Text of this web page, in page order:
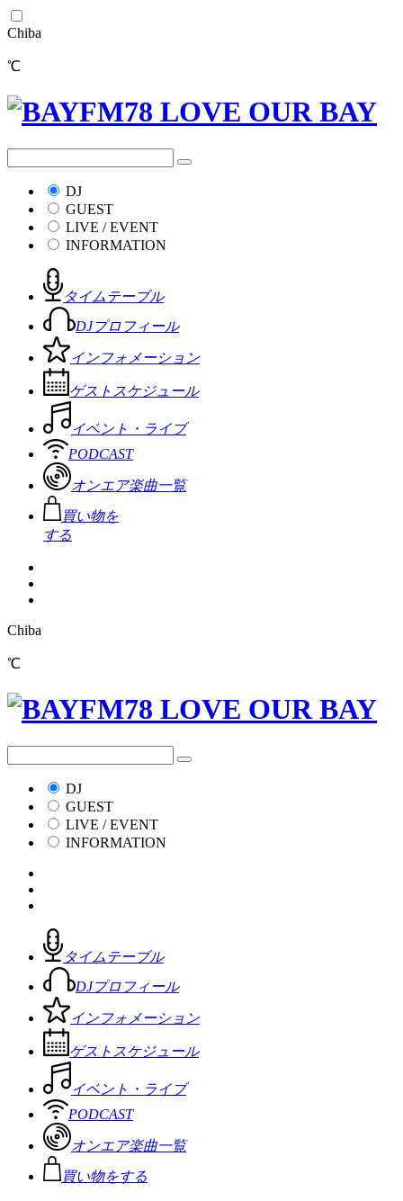
Chiba
℃
DJ
GUEST
LIVE / EVENT
INFORMATION
タイムテーブル
DJプロフィール
インフォメーション
ゲストスケジュール
イベント・ライブ
PODCAST
オンエア楽曲一覧
買い物を
する
Chiba
℃
DJ
GUEST
LIVE / EVENT
INFORMATION
タイムテーブル
DJプロフィール
インフォメーション
ゲストスケジュール
イベント・ライブ
PODCAST
オンエア楽曲一覧
買い物をする